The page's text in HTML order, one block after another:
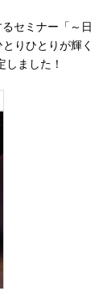
セミナー「～日
りひとりが輝く
ました！